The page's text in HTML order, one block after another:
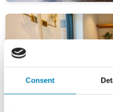
Consent